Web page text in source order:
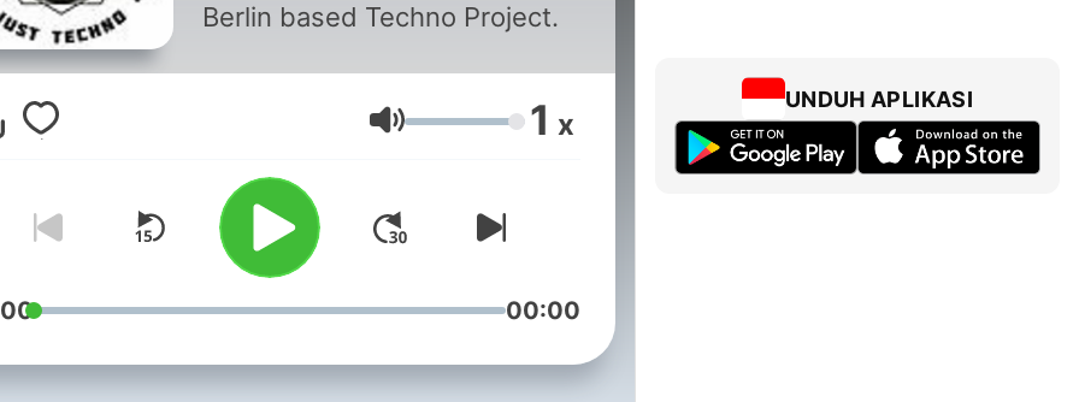
Berlin based Techno Project.
Volume 1 x
00:00
UNDUH APLIKASI